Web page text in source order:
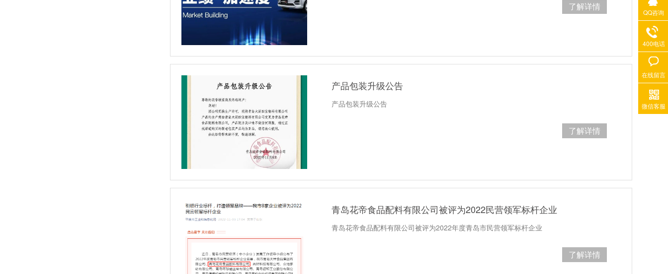
了解详情
产品包装升级公告
产品包装升级公告
了解详情
青岛花帝食品配料有限公司被评为2022民营领军标杆企业
青岛花帝食品配料有限公司被评为2022年度青岛市民营领军标杆企业
了解详情
QQ咨询
400电话
在线留言
微信客服